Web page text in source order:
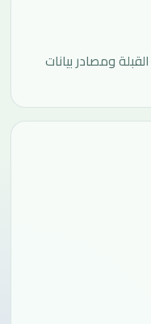
ومصادر بيانات